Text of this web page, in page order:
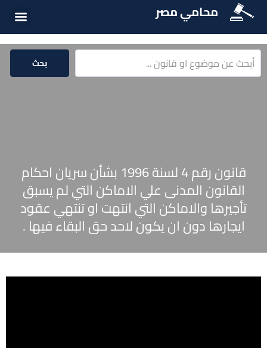
محامي مصر
بحث
قانون رقم 4 لسنة 1996 بشأن سريان احكام
القانون المدنى علي الاماكن التي لم يسبق
تأجيرها والاماكن التي انتهت او تنتهي عقود
ايجارها دون ان يكون لاحد حق البقاء فيها .